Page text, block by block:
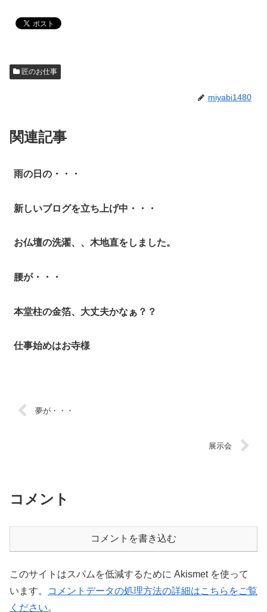
匠のお仕事
miyabi1480
関連記事
雨の日の・・・
新しいブログを立ち上げ中・・・
お仏壇の洗濯、、木地直をしました。
腰が・・・
本堂柱の金箔、大丈夫かなぁ？？
仕事始めはお寺様
夢が・・・
展示会
コメント
コメントを書き込む
このサイトはスパムを低減するために Akismet を使って
います。
コメントデータの処理方法の詳細はこちらをご覧
ください。